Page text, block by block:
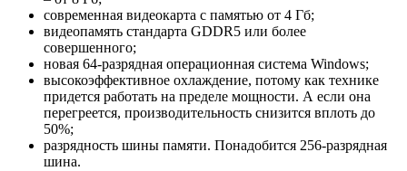
современная видеокарта с памятью от 4 Гб;
видеопамять стандарта GDDR5 или более
совершенного;
новая 64-разрядная операционная система Windows;
высокоэффективное охлаждение, потому как технике
придется работать на пределе мощности. А если она
перегреется, производительность снизится вплоть до
50%;
разрядность шины памяти. Понадобится 256-разрядная
шина.